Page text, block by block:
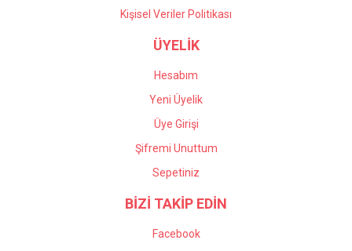
Kişisel Veriler Politikası
ÜYELİK
Hesabım
Yeni Üyelik
Üye Girişi
Şifremi Unuttum
Sepetiniz
BİZİ TAKİP EDİN
Facebook